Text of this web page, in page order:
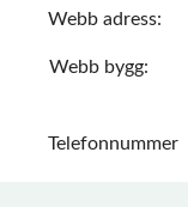
Webb adress:
Webb bygg:
Telefonnummer